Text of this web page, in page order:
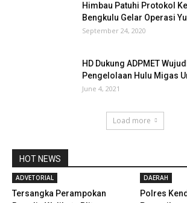
Himbau Patuhi Protokol
Bengkulu Gelar Operasi
September 24, 2020
HD Dukung ADPMET
Pengelolaan Hulu Migas
June 4, 2021
Load more
HOT NEWS
ADVETORIAL
Tersangka Perampokan
DAERAH
Polres